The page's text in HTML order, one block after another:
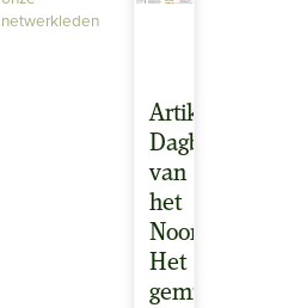
netwerkleden
Artikel
Dagblad
van
het
Noorden:
Het
gemis